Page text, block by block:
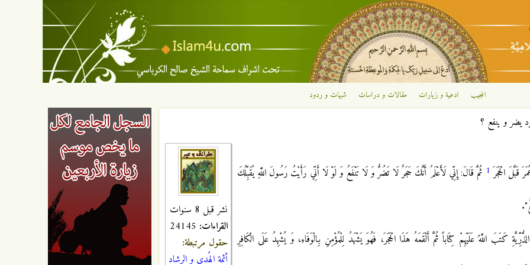
تجاوز إلى المحتوى الرئيسي
المجيب ادعية و زيارات مقالات و دراسات شبهات و ردود
يضر و ينفع ؟
نشر قبل 8 سنوات
القراءات:
حقول مرتبطة:
أئمة الهُدى و الرشاد
قَبَّلَ الْحَجَرَ 1 ثُمَّ قَالَ: إِنِّي لَأَعْلَمُ أَنَّكَ حَجَرٌ لَا تَضُرُّ وَ لَا تَنْفَعُ وَ لَوْ لَا أَنِّي رَأَيْتُ رَسُولَ اللَّهِ يُقَبِّلُكَ
كَتَبَ اللَّهُ عَلَيْهِمْ كِتَاباً ثُمَّ أَلْقَمَهُ هَذَا الْحَجَرَ، فَهُوَ يَشْهَدُ لِلْمُؤْمِنِ بِالْوَفَاءِ، وَ يُشْهِدُ عَلَى الْكَافِرِ